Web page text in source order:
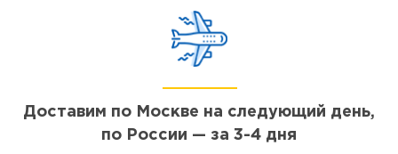
Доставим по Москве на следующий день,
по России — за 3-4 дня